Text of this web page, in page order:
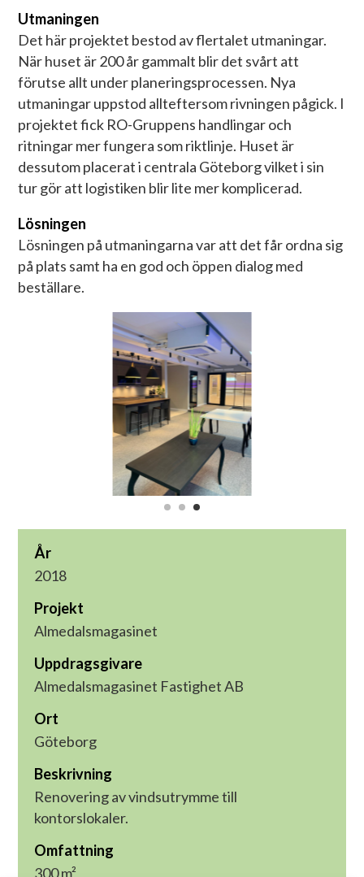
Utmaningen
Det här projektet bestod av flertalet utmaningar.
När huset är 200 år gammalt blir det svårt att
förutse allt under planeringsprocessen. Nya
utmaningar uppstod allteftersom rivningen pågick. I
projektet fick RO-Gruppens handlingar och
ritningar mer fungera som riktlinje. Huset är
dessutom placerat i centrala Göteborg vilket i sin
tur gör att logistiken blir lite mer komplicerad.
Lösningen
Lösningen på utmaningarna var att det får ordna sig
på plats samt ha en god och öppen dialog med
beställare.
År
2018
Projekt
Almedalsmagasinet
Uppdragsgivare
Almedalsmagasinet Fastighet AB
Ort
Göteborg
Beskrivning
Renovering av vindsutrymme till
kontorslokaler.
Omfattning
300 m²